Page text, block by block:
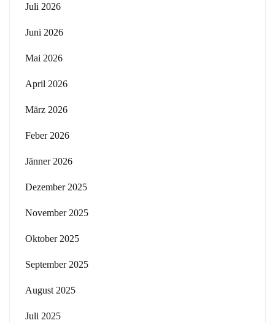
Juli 2026
Juni 2026
Mai 2026
April 2026
März 2026
Feber 2026
Jänner 2026
Dezember 2025
November 2025
Oktober 2025
September 2025
August 2025
Juli 2025